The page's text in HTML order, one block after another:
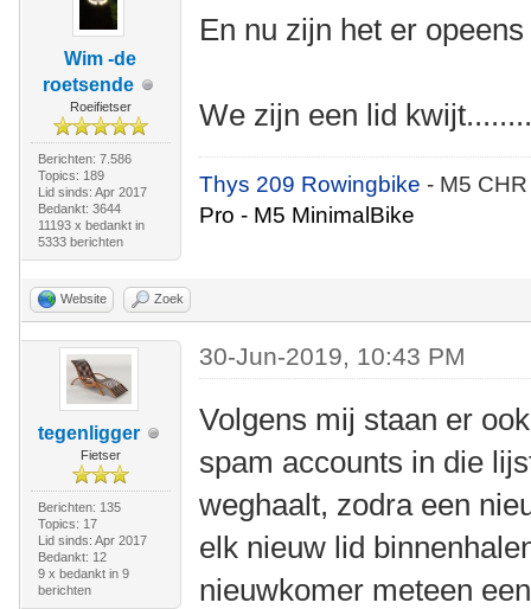
Wim -de
roetsende
Roeifietser
Berichten: 7.586
Topics: 189
Lid sinds: Apr 2017
Bedankt: 3644
11193 x bedankt in
5333 berichten
En nu zijn het er
We zijn een lid
Thys 209 Rowingbike- M5
Pro - M5 MinimalBike
Website Zoek
tegenligger
Fietser
Berichten: 135
Topics: 17
Lid sinds: Apr 2017
Bedankt: 12
9 x bedankt in 9
berichten
30-Jun-2019, 10:43 PM
Volgens mij staan er
spam accounts in die
weghaalt, zodra een
elk nieuw lid
nieuwkomer meteen